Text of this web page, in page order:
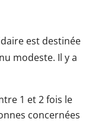
est destinée
modeste. Il y a
1 et 2 fois le
concernées